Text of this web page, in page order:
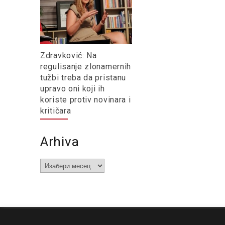
Zdravković: Na
regulisanje zlonamernih
tužbi treba da pristanu
upravo oni koji ih
koriste protiv novinara i
kritičara
Arhiva
Arhiva